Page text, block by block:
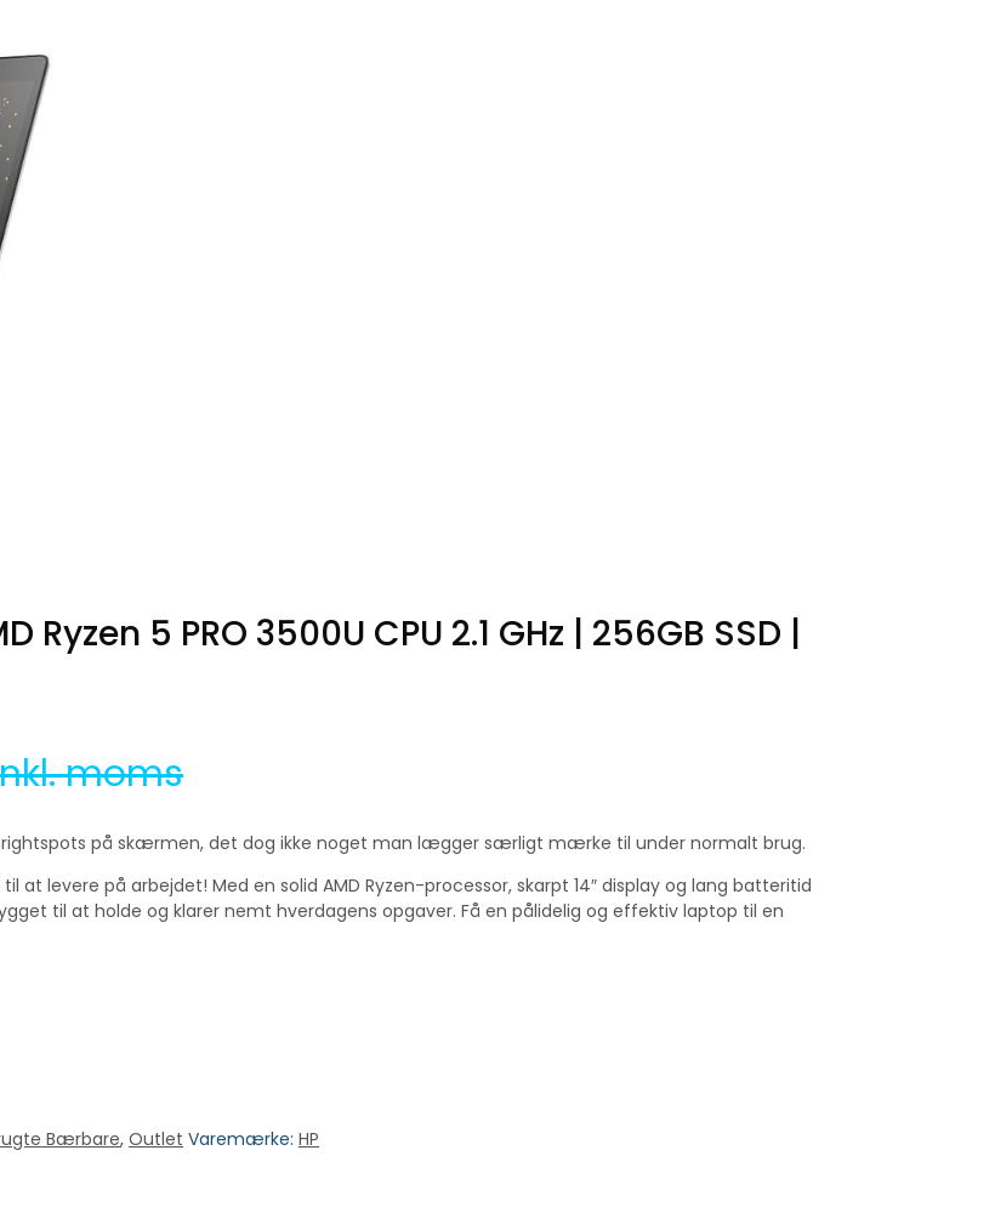
Ryzen 5 PRO 3500U CPU 2.1 GHz | 256GB SSD |
moms
på skærmen, det dog ikke noget man lægger særligt mærke til under normalt brug.
levere på arbejdet! Med en solid AMD Ryzen-processor, skarpt 14″ display og lang batteritid
til at holde og klarer nemt hverdagens opgaver. Få en pålidelig og effektiv laptop til en
Bærbare, Outlet Varemærke: HP